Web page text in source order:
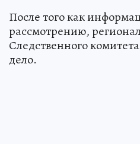
После того как
рассмотрению,
Следственного
дело.